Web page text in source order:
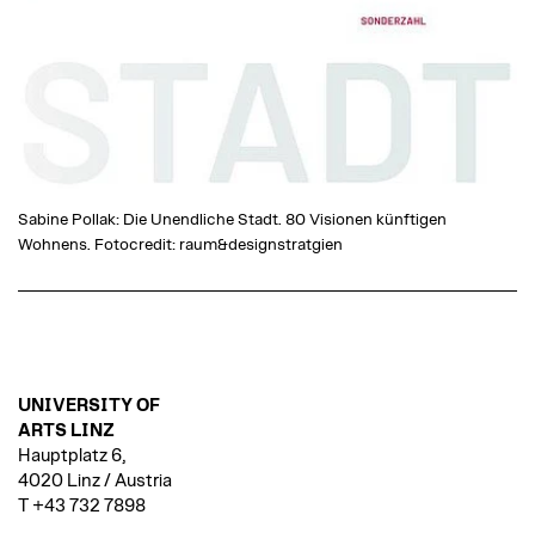
Sabine Pollak: Die Unendliche Stadt. 80 Visionen künftigen
Wohnens. Fotocredit: raum&designstratgien
UNIVERSITY OF
ARTS LINZ
Hauptplatz 6,
4020 Linz / Austria
T +43 732 7898